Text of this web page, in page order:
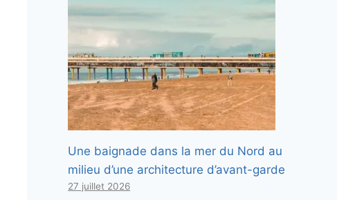
Une baignade dans la mer du Nord au
milieu d’une architecture d’avant-garde
27 juillet 2026